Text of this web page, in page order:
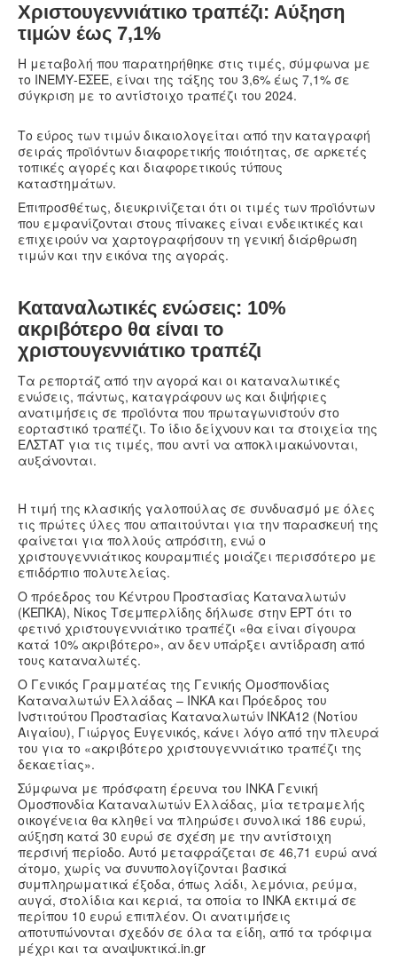
Χριστουγεννιάτικο τραπέζι: Αύξηση
τιμών έως 7,1%
Η μεταβολή που παρατηρήθηκε στις τιμές, σύμφωνα με
το ΙΝΕΜΥ-ΕΣΕΕ, είναι της τάξης του 3,6% έως 7,1% σε
σύγκριση με το αντίστοιχο τραπέζι του 2024.
Το εύρος των τιμών δικαιολογείται από την καταγραφή
σειράς προϊόντων διαφορετικής ποιότητας, σε αρκετές
τοπικές αγορές και διαφορετικούς τύπους
καταστημάτων.
Επιπροσθέτως, διευκρινίζεται ότι οι τιμές των προϊόντων
που εμφανίζονται στους πίνακες είναι ενδεικτικές και
επιχειρούν να χαρτογραφήσουν τη γενική διάρθρωση
τιμών και την εικόνα της αγοράς.
Καταναλωτικές ενώσεις: 10%
ακριβότερο θα είναι το
χριστουγεννιάτικο τραπέζι
Τα ρεπορτάζ από την αγορά και οι καταναλωτικές
ενώσεις, πάντως, καταγράφουν ως και διψήφιες
ανατιμήσεις σε προϊόντα που πρωταγωνιστούν στο
εορταστικό τραπέζι. Το ίδιο δείχνουν και τα στοιχεία της
ΕΛΣΤΑΤ για τις τιμές, που αντί να αποκλιμακώνονται,
αυξάνονται.
Η τιμή της κλασικής γαλοπούλας σε συνδυασμό με όλες
τις πρώτες ύλες που απαιτούνται για την παρασκευή της
φαίνεται για πολλούς απρόσιτη, ενώ ο
χριστουγεννιάτικος κουραμπιές μοιάζει περισσότερο με
επιδόρπιο πολυτελείας.
Ο πρόεδρος του Κέντρου Προστασίας Καταναλωτών
(ΚΕΠΚΑ), Νίκος Τσεμπερλίδης δήλωσε στην ΕΡΤ ότι το
φετινό χριστουγεννιάτικο τραπέζι «θα είναι σίγουρα
κατά 10% ακριβότερο», αν δεν υπάρξει αντίδραση από
τους καταναλωτές.
Ο Γενικός Γραμματέας της Γενικής Ομοσπονδίας
Καταναλωτών Ελλάδας – ΙΝΚΑ και Πρόεδρος του
Ινστιτούτου Προστασίας Καταναλωτών ΙΝΚΑ12 (Νοτίου
Αιγαίου), Γιώργος Ευγενικός, κάνει λόγο από την πλευρά
του για το «ακριβότερο χριστουγεννιάτικο τραπέζι της
δεκαετίας».
Σύμφωνα με πρόσφατη έρευνα του ΙΝΚΑ Γενική
Ομοσπονδία Καταναλωτών Ελλάδας, μία τετραμελής
οικογένεια θα κληθεί να πληρώσει συνολικά 186 ευρώ,
αύξηση κατά 30 ευρώ σε σχέση με την αντίστοιχη
περσινή περίοδο. Αυτό μεταφράζεται σε 46,71 ευρώ ανά
άτομο, χωρίς να συνυπολογίζονται βασικά
συμπληρωματικά έξοδα, όπως λάδι, λεμόνια, ρεύμα,
αυγά, στολίδια και κεριά, τα οποία το ΙΝΚΑ εκτιμά σε
περίπου 10 ευρώ επιπλέον. Οι ανατιμήσεις
αποτυπώνονται σχεδόν σε όλα τα είδη, από τα τρόφιμα
μέχρι και τα αναψυκτικά.in.gr